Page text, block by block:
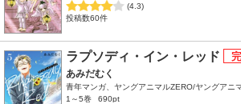
(4.3)
投稿数60件
ラプソディ・イン・レッド
あみだむく
青年マンガ、ヤングアニマルZERO/ヤングアニ
1～5巻
690pt